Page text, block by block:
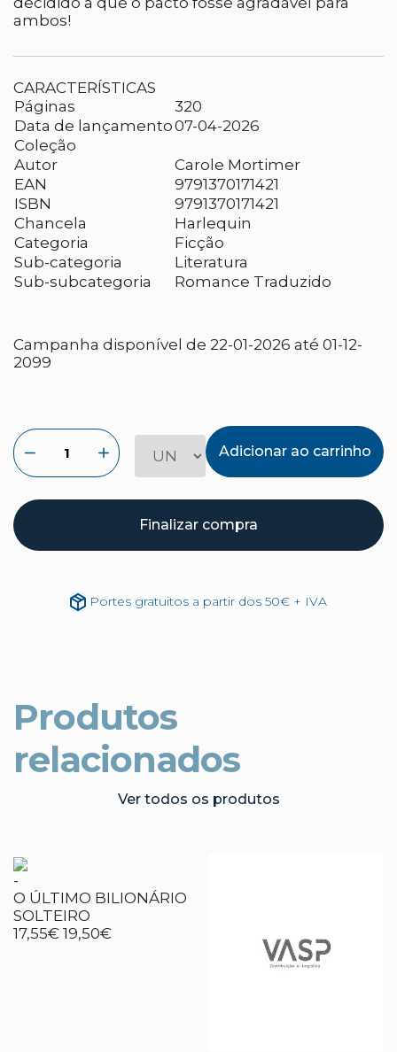
ambos!
CARACTERÍSTICAS
Páginas
320
Data de lançamento07-04-2026
Coleção
Autor
Carole Mortimer
EAN
9791370171421
ISBN
9791370171421
Chancela
Harlequin
Categoria
Ficção
Sub-categoria
Literatura
Sub-subcategoria
Romance Traduzido
Campanha disponível de 22-01-2026 até 01-12-
2099
Adicionar ao carrinho
Finalizar compra
Portes gratuitos a partir dos 50€ + IVA
Produtos
relacionados
Ver todos os produtos
-
O ÚLTIMO BILIONÁRIO
SOLTEIRO
17,55€ 19,50€